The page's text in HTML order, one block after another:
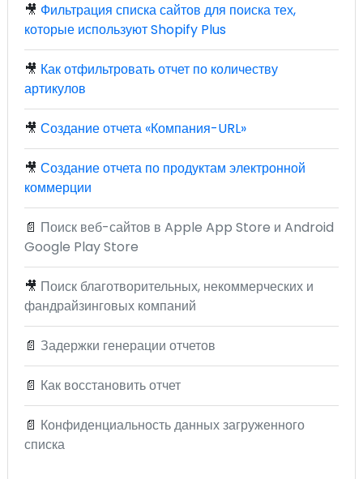
🎥 Фильтрация списка сайтов для поиска тех,
которые используют Shopify Plus
🎥 Как отфильтровать отчет по количеству
артикулов
🎥 Создание отчета «Компания-URL»
🎥 Создание отчета по продуктам электронной
коммерции
📄 Поиск веб-сайтов в Apple App Store и Android
Google Play Store
🎥 Поиск благотворительных, некоммерческих и
фандрайзинговых компаний
📄 Задержки генерации отчетов
📄 Как восстановить отчет
📄 Конфиденциальность данных загруженного
списка